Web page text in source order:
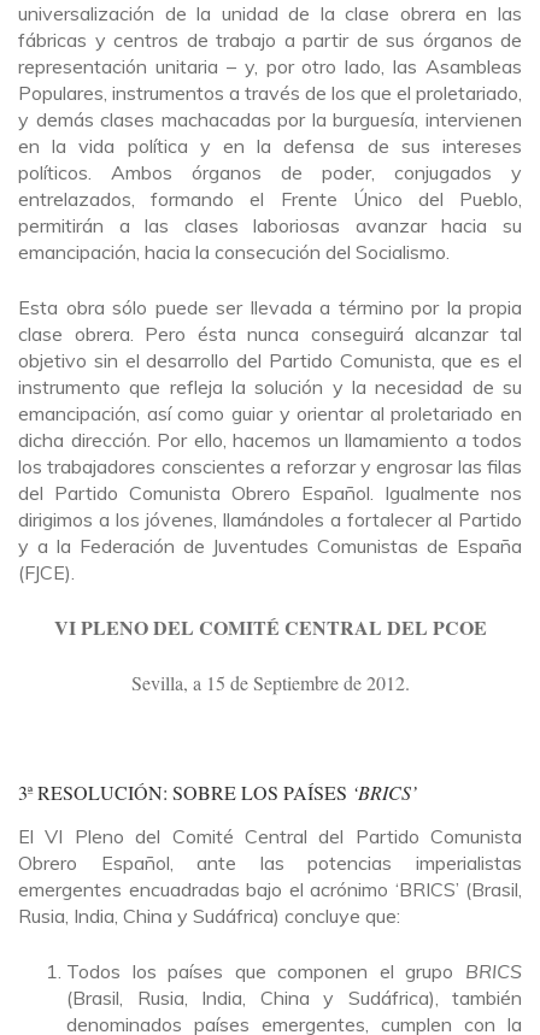
universalización de la unidad de la clase obrera en las
fábricas y centros de trabajo a partir de sus órganos de
representación unitaria – y, por otro lado, las Asambleas
Populares, instrumentos a través de los que el proletariado,
y demás clases machacadas por la burguesía, intervienen
en la vida política y en la defensa de sus intereses
políticos. Ambos órganos de poder, conjugados y
entrelazados, formando el Frente Único del Pueblo,
permitirán a las clases laboriosas avanzar hacia su
emancipación, hacia la consecución del Socialismo.
Esta obra sólo puede ser llevada a término por la propia
clase obrera. Pero ésta nunca conseguirá alcanzar tal
objetivo sin el desarrollo del Partido Comunista, que es el
instrumento que refleja la solución y la necesidad de su
emancipación, así como guiar y orientar al proletariado en
dicha dirección. Por ello, hacemos un llamamiento a todos
los trabajadores conscientes a reforzar y engrosar las filas
del Partido Comunista Obrero Español. Igualmente nos
dirigimos a los jóvenes, llamándoles a fortalecer al Partido
y a la Federación de Juventudes Comunistas de España
(FJCE).
VI PLENO DEL COMITÉ CENTRAL DEL PCOE
Sevilla, a 15 de Septiembre de 2012.
3ª RESOLUCIÓN: SOBRE LOS PAÍSES ‘BRICS’
El VI Pleno del Comité Central del Partido Comunista
Obrero Español, ante las potencias imperialistas
emergentes encuadradas bajo el acrónimo ‘BRICS’ (Brasil,
Rusia, India, China y Sudáfrica) concluye que:
Todos los países que componen el grupo BRICS
(Brasil, Rusia, India, China y Sudáfrica), también
denominados países emergentes, cumplen con la